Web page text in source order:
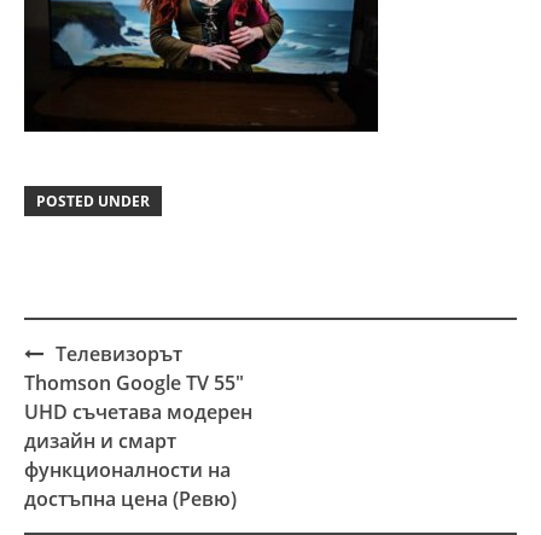
POSTED UNDER
Post
navigation
Телевизорът
Thomson Google TV 55″
UHD съчетава модерен
дизайн и смарт
функционалности на
достъпна цена (Ревю)